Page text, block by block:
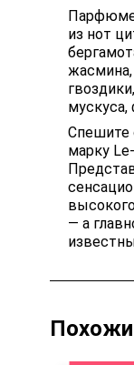
из нот
мускуса,
Спешите
марку
— а